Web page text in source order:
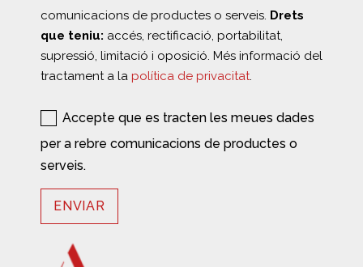
comunicacions de productes o serveis. Drets
que teniu: accés, rectificació, portabilitat,
supressió, limitació i oposició. Més informació del
tractament a la política de privacitat.
Accepte que es tracten les meues dades
per a rebre comunicacions de productes o
serveis.